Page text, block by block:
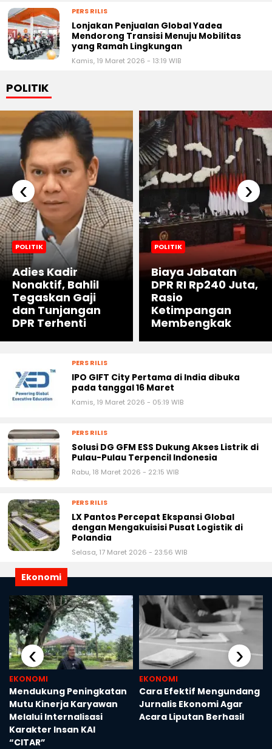
PERS RILIS
Lonjakan Penjualan Global Yadea
Mendorong Transisi Menuju Mobilitas
yang Ramah Lingkungan
Kamis, 19 Maret 2026 - 13:19 WIB
POLITIK
POLITIK
Adies Kadir
Nonaktif, Bahlil
Tegaskan Gaji
dan Tunjangan
DPR Terhenti
POLITIK
Biaya Jabatan
DPR RI Rp240 Juta,
Rasio
Ketimpangan
Membengkak
‹ ›
PERS RILIS
IPO GIFT City Pertama di India dibuka
pada tanggal 16 Maret
Kamis, 19 Maret 2026 - 05:19 WIB
PERS RILIS
Solusi DG GFM ESS Dukung Akses Listrik di
Pulau-Pulau Terpencil Indonesia
Rabu, 18 Maret 2026 - 22:15 WIB
PERS RILIS
LX Pantos Percepat Ekspansi Global
dengan Mengakuisisi Pusat Logistik di
Polandia
Selasa, 17 Maret 2026 - 23:56 WIB
Ekonomi
EKONOMI
Mendukung Peningkatan
Mutu Kinerja Karyawan
Melalui Internalisasi
Karakter Insan KAI
“CITAR”
EKONOMI
Cara Efektif Mengundang
Jurnalis Ekonomi Agar
Acara Liputan Berhasil
‹ ›